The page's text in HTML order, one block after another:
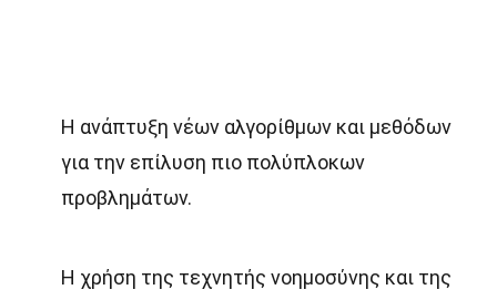
Η ανάπτυξη νέων αλγορίθμων και μεθόδων
για την επίλυση πιο πολύπλοκων
προβλημάτων.
Η χρήση της τεχνητής νοημοσύνης και της